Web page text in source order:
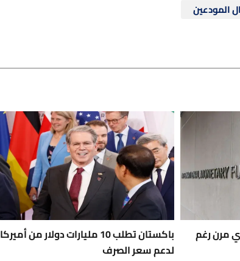
المودعين
مرن رغم
باكستان تطلب 10 مليارات دولار من أميركا
لدعم سعر الصرف